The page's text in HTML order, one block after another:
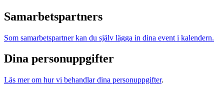
Samarbetspartners
Som samarbetspartner kan du själv lägga in dina event i kalendern.
Dina personuppgifter
Läs mer om hur vi behandlar dina personuppgifter.